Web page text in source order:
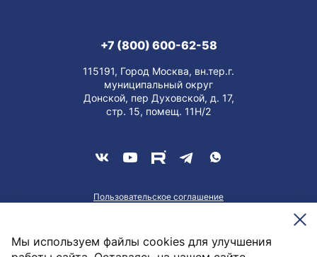
Мы используем файлы cookies для улучшения
+7 (800) 600-62-58
115191, Город Москва, вн.тер.г.
муниципальный округ
Донской, пер Духовской, д. 17,
стр. 15, помещ. 11Н/2
Пользовательское соглашение
Meesenburg @2026